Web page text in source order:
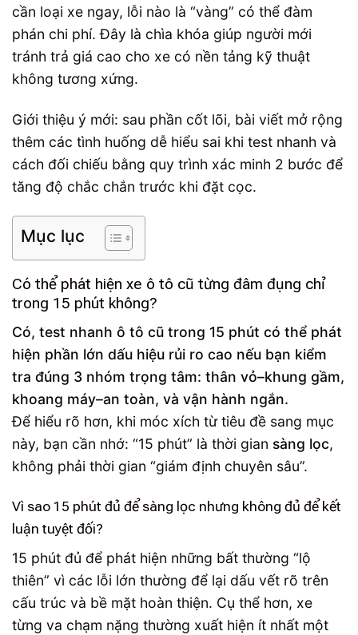
cần loại xe ngay, lỗi nào là “vàng” có thể đàm
phán chi phí. Đây là chìa khóa giúp người mới
tránh trả giá cao cho xe có nền tảng kỹ thuật
không tương xứng.
Giới thiệu ý mới: sau phần cốt lõi, bài viết mở rộng
thêm các tình huống dễ hiểu sai khi test nhanh và
cách đối chiếu bằng quy trình xác minh 2 bước để
tăng độ chắc chắn trước khi đặt cọc.
Mục lục
Có thể phát hiện xe ô tô cũ từng đâm đụng chỉ
trong 15 phút không?
Có, test nhanh ô tô cũ trong 15 phút có thể phát
hiện phần lớn dấu hiệu rủi ro cao nếu bạn kiểm
tra đúng 3 nhóm trọng tâm: thân vỏ–khung gầm,
khoang máy–an toàn, và vận hành ngắn.
Để hiểu rõ hơn, khi móc xích từ tiêu đề sang mục
này, bạn cần nhớ: “15 phút” là thời gian sàng lọc,
không phải thời gian “giám định chuyên sâu”.
Vì sao 15 phút đủ để sàng lọc nhưng không đủ để kết
luận tuyệt đối?
15 phút đủ để phát hiện những bất thường “lộ
thiên” vì các lỗi lớn thường để lại dấu vết rõ trên
cấu trúc và bề mặt hoàn thiện. Cụ thể hơn, xe
từng va chạm nặng thường xuất hiện ít nhất một